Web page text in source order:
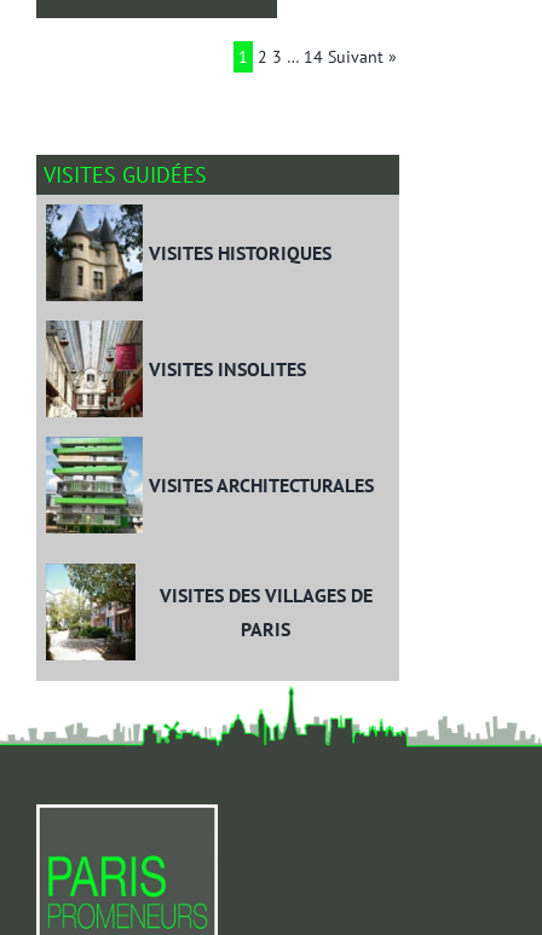
1 2 3 … 14 Suivant »
VISITES GUIDÉES
VISITES HISTORIQUES
VISITES INSOLITES
VISITES ARCHITECTURALES
VISITES DES VILLAGES DE
PARIS